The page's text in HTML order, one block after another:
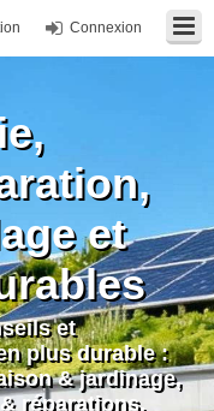
Connexion
et
et
plus durable :
& jardinage,
réparations,